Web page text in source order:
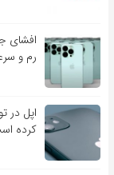
رم و
کرده